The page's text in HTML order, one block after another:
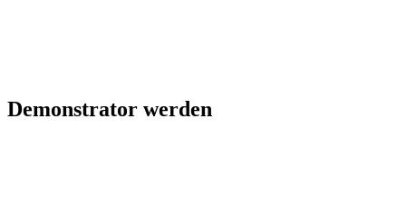
Demonstrator werden